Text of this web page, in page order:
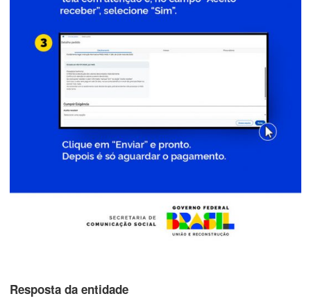
Resposta da entidade